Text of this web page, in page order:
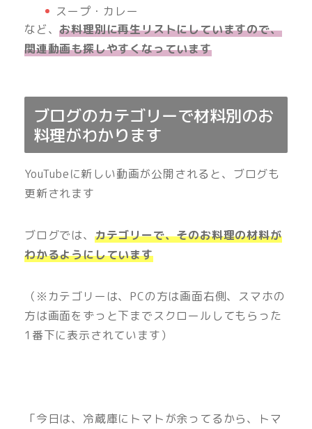
スープ・カレー
など、お料理別に再生リストにしていますので、
関連動画も探しやすくなっています
ブログのカテゴリーで材料別のお
料理がわかります
YouTubeに新しい動画が公開されると、ブログも
更新されます
ブログでは、 カテゴリーで、そのお料理の材料が
わかるようにしています
（※カテゴリーは、PCの方は画面右側、スマホの
方は画面をずっと下までスクロールしてもらった
1番下に表示されています）
「今日は、冷蔵庫にトマトが余ってるから、トマ